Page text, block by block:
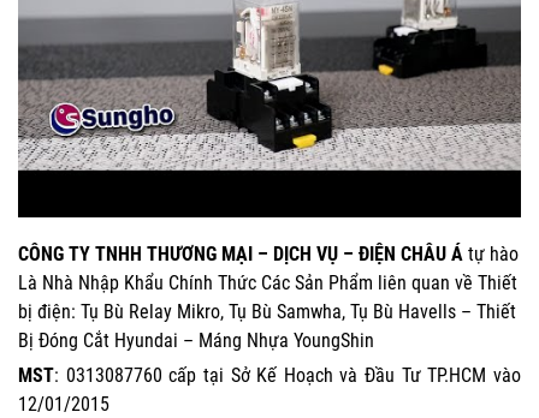
CÔNG TY TNHH THƯƠNG MẠI – DỊCH VỤ – ĐIỆN CHÂU Á tự hào
Là Nhà Nhập Khẩu Chính Thức Các Sản Phẩm liên quan về Thiết
bị điện: Tụ Bù Relay Mikro, Tụ Bù Samwha, Tụ Bù Havells – Thiết
Bị Đóng Cắt Hyundai – Máng Nhựa YoungShin
MST: 0313087760 cấp tại Sở Kế Hoạch và Đầu Tư TP.HCM vào
12/01/2015